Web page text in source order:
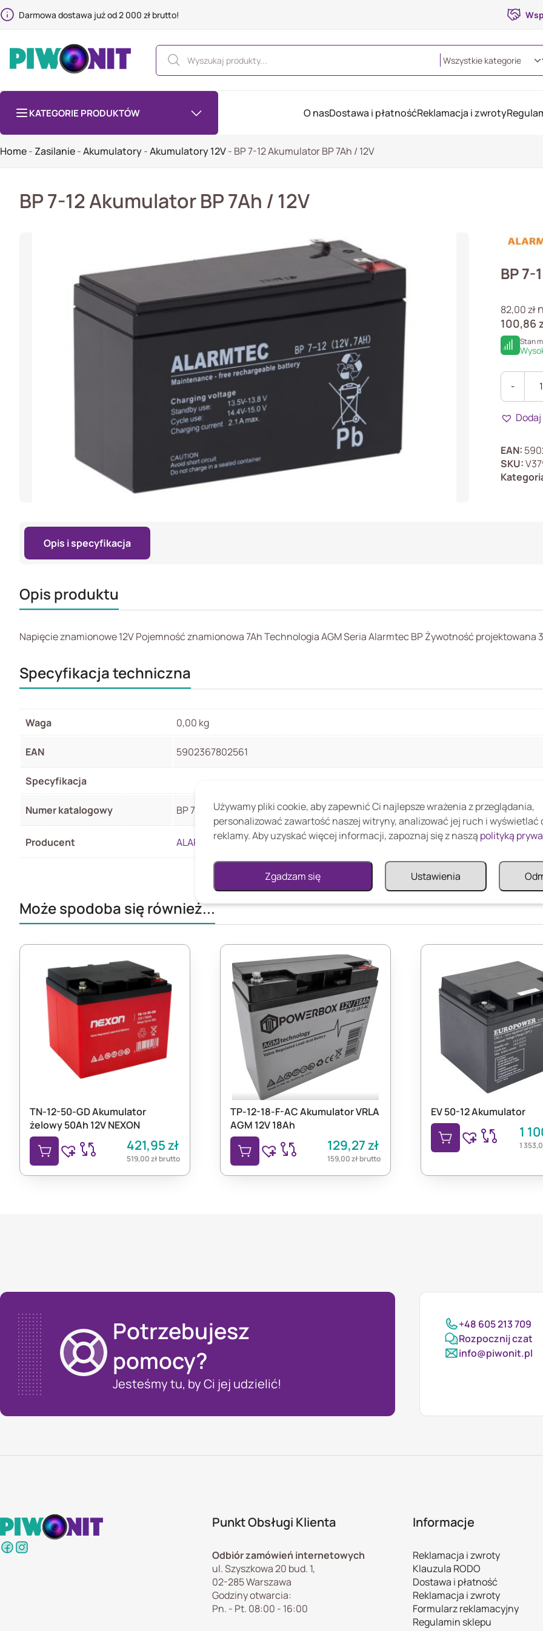
Darmowa dostawa już od 2 000 zł brutto!
KATEGORIE PRODUKTÓW O nasDostawa i płatnośćReklamacja i zwroty
Home- Zasilanie-Akumulatory-Akumulatory 12V- BP 7-12 Akumulator BP 7Ah / 12V
BP 7-12 Akumulator BP 7Ah / 12V
BP 7-
82,00zł
100,86
Stan
-
BP
7-
BP
7Ah
EAN:
SKU:
Opis i specyfikacja
Opis produktu
Napięcie znamionowe 12V Pojemność znamionowa 7Ah Technologia AGM Seria Alarmtec BP Żywotność projektowana
Specyfikacja techniczna
Waga 0,00 kg
EAN 5902367802561
Specyfikacja
Numer katalogowy BP 7-12
Producent ALARMTEC
Może spodoba się również...
TN-12-50-GD Akumulator
żelowy 50Ah 12V NEXON
421,95 zł
519,00złbrutto
TP-12-18-F-AC Akumulator VRLA
AGM 12V 18Ah
129,27 zł
159,00złbrutto
EV 50-12 Akumulator
1
1
Potrzebujesz
pomocy?
Jesteśmy tu, by Ci jej udzielić!
+48 605 213 709
Rozpocznij czat
info@piwonit.pl
Punkt Obsługi Klienta
Odbiór zamówień internetowych
ul. Szyszkowa 20 bud. 1,
02-285 Warszawa
Godziny otwarcia:
Pn. - Pt. 08:00 - 16:00
Informacje
Reklamacja i zwroty
Klauzula RODO
Dostawa i płatność
Reklamacja i zwroty
Formularz reklamacyjny
Regulamin sklepu
Używamy pliki cookie, aby zapewnić Ci najlepsze wrażenia z przeglądania,
personalizować zawartość naszej witryny, analizować jej ruch i wyświetlać
reklamy. Aby uzyskać więcej informacji, zapoznaj się z naszą polityką
Zgadzam się Ustawienia